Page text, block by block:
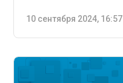
10 сентября 2024, 16:57